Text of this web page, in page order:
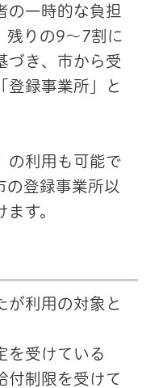
の一時的な負担
残りの9～7割に
づき、市から受
登録事業所」と
」の利用も可能で
の登録事業所以
す。
が利用の対象と
を受けている
付制限を受けて